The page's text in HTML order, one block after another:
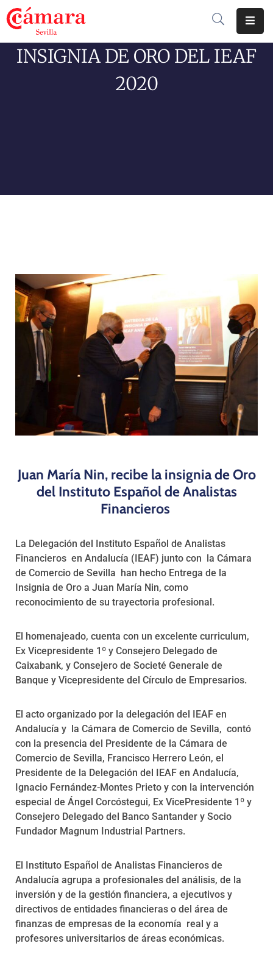
Cámara
Programas
INSIGNIA DE ORO DEL IEAF
2020
Juan María Nin, recibe la insignia de Oro
del Instituto Español de Analistas
Financieros
La Delegación del Instituto Español de Analistas
Financieros en Andalucía (IEAF) junto con la Cámara
de Comercio de Sevilla han hecho Entrega de la
Insignia de Oro a Juan María Nin, como
reconocimiento de su trayectoria profesional.
El homenajeado, cuenta con un excelente curriculum,
Ex Vicepresidente 1º y Consejero Delegado de
Caixabank, y Consejero de Societé Generale de
Banque y Vicepresidente del Círculo de Empresarios.
El acto organizado por la delegación del IEAF en
Andalucía y la Cámara de Comercio de Sevilla, contó
con la presencia del Presidente de la Cámara de
Comercio de Sevilla, Francisco Herrero León, el
Presidente de la Delegación del IEAF en Andalucía,
Ignacio Fernández-Montes Prieto y con la intervención
especial de Ángel Corcóstegui, Ex VicePresidente 1º y
Consejero Delegado del Banco Santander y Socio
Fundador Magnum Industrial Partners.
El Instituto Español de Analistas Financieros de
Andalucía agrupa a profesionales del análisis, de la
inversión y de la gestión financiera, a ejecutivos y
directivos de entidades financieras o del área de
finanzas de empresas de la economía real y a
profesores universitarios de áreas económicas.